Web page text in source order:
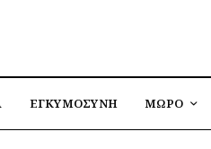
ΕΓΚΥΜΟΣΥΝΗ ΜΩΡΟ